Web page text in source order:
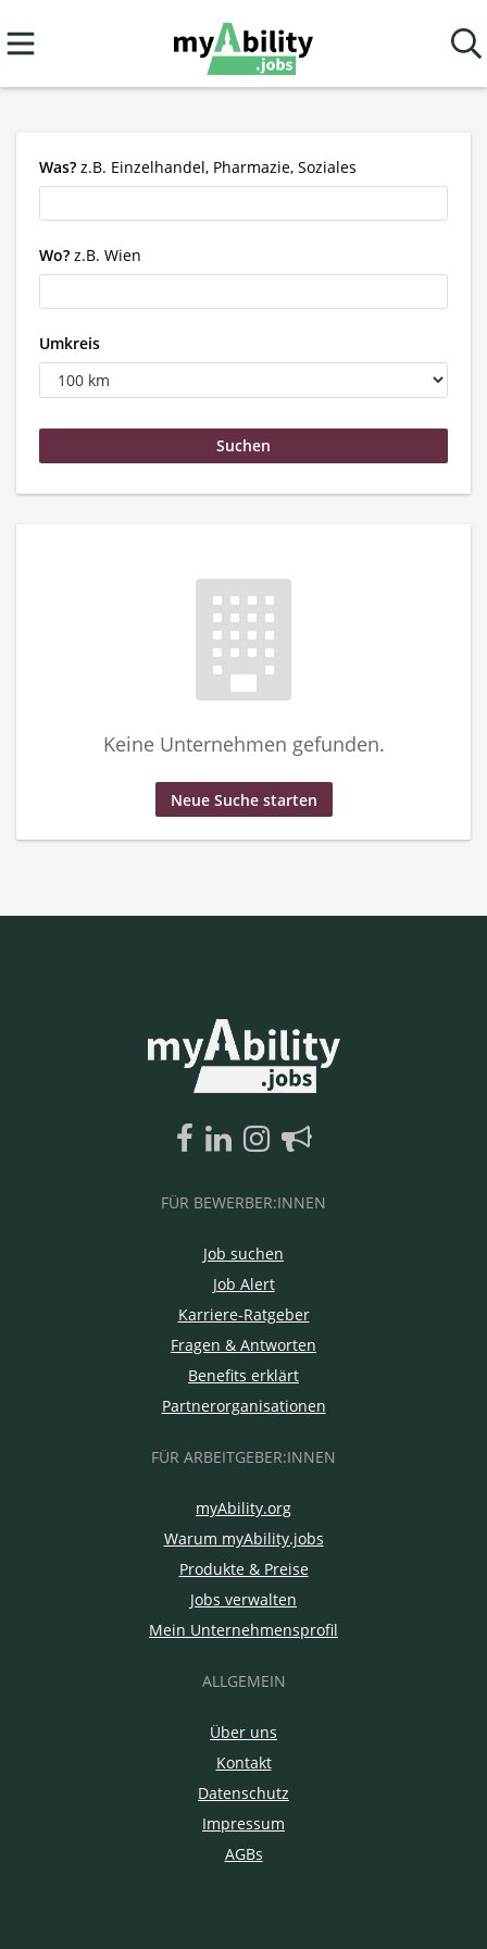
Was? z.B. Einzelhandel, Pharmazie, Soziales
Wo? z.B. Wien
Umkreis
Keine Unternehmen gefunden.
Neue Suche starten
FÜR BEWERBER:INNEN
Job suchen
Job Alert
Karriere-Ratgeber
Fragen & Antworten
Benefits erklärt
Partnerorganisationen
FÜR ARBEITGEBER:INNEN
myAbility.org
Warum myAbility.jobs
Produkte & Preise
Jobs verwalten
Mein Unternehmensprofil
ALLGEMEIN
Über uns
Kontakt
Datenschutz
Impressum
AGBs